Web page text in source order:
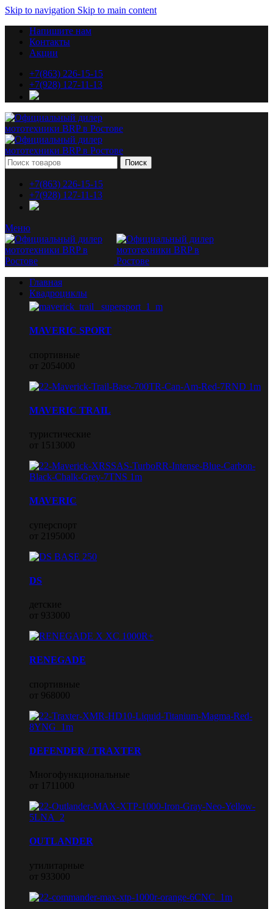
Skip to navigation Skip to main content
Напишите нам
Контакты
Акции
+7(863) 226-15-15
+7(928) 127-11-13
Поиск
+7(863) 226-15-15
+7(928) 127-11-13
Меню
Главная
Квадроциклы
MAVERIC SPORT
спортивные
от 2054000
MAVERIC TRAIL
туристические
от 1513000
MAVERIC
суперспорт
от 2195000
DS
детские
от 933000
RENEGADE
спортивные
от 968000
DEFENDER / TRAXTER
Многофункциональные
от 1711000
OUTLANDER
утилитарные
от 933000